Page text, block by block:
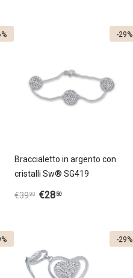
Braccialetto in argento con
cristalli Sw® SG419
€3990 €2850
-29%
-29%